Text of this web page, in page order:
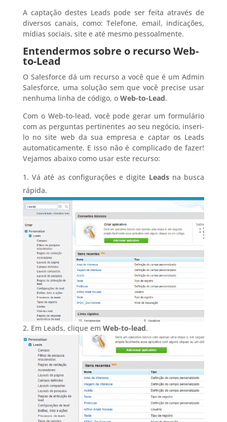
A captação destes Leads pode ser feita através de
diversos canais, como: Telefone, email, indicações,
mídias sociais, site e até mesmo pessoalmente.
Entendermos sobre o recurso Web-
to-Lead
O Salesforce dá um recurso a você que é um Admin
Salesforce, uma solução sem que você precise usar
nenhuma linha de código, o Web-to-Lead.
Com o Web-to-lead, você pode gerar um formulário
com as perguntas pertinentes ao seu negócio, inseri-
lo no site web da sua empresa e captar os Leads
automaticamente. E isso não é complicado de fazer!
Vejamos abaixo como usar este recurso:
Vá até as configurações e digite Leadsna busca
rápida.
Em Leads, clique em Web-to-lead.